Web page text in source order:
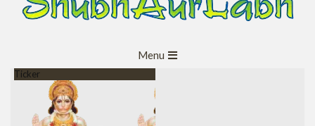
Navigation
Menu
Ticker